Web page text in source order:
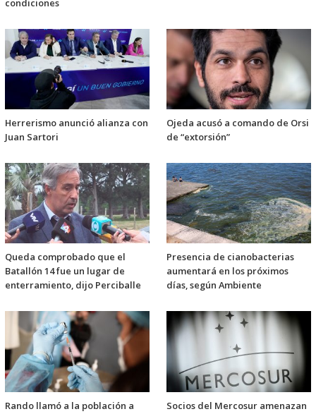
condiciones
Herrerismo anunció alianza con
Juan Sartori
Ojeda acusó a comando de Orsi
de “extorsión”
Queda comprobado que el
Batallón 14 fue un lugar de
enterramiento, dijo Perciballe
Presencia de cianobacterias
aumentará en los próximos
días, según Ambiente
Rando llamó a la población a
Socios del Mercosur amenazan